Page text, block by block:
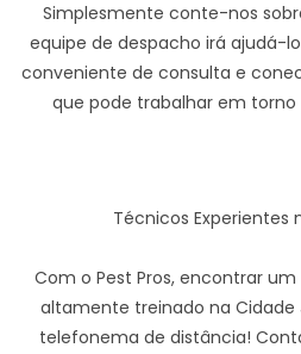
Simplesmente conte-nos
equipe de despacho irá ajudá-
conveniente de consulta e
que pode trabalhar em
Técnicos Experientes
Com o Pest Pros, encontrar
altamente treinado na Cidade
telefonema de distância!